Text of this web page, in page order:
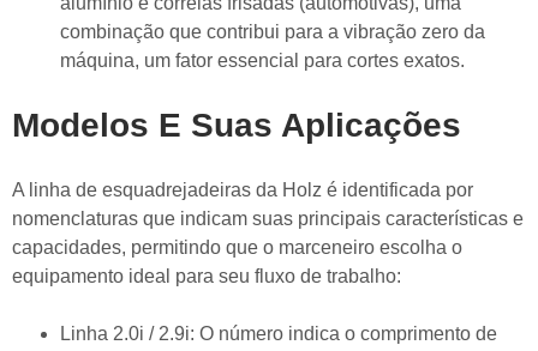
combinação que contribui para a vibração zero da
máquina, um fator essencial para cortes exatos.
Modelos E Suas Aplicações
A linha de esquadrejadeiras da Holz é identificada por
nomenclaturas que indicam suas principais características e
capacidades, permitindo que o marceneiro escolha o
equipamento ideal para seu fluxo de trabalho:
Linha 2.0i / 2.9i: O número indica o comprimento de